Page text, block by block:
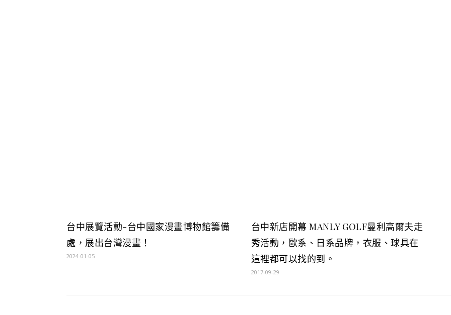
台中展覽活動-台中國家漫畫博物館籌備
處，展出台灣漫畫！
2024-01-05
台中新店開幕 MANLY GOLF曼利高爾夫走
秀活動，歐系、日系品牌，衣服、球具在
這裡都可以找的到。
2017-09-29